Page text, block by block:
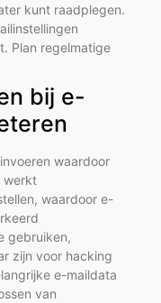
kunt raadplegen.
Plan regelmatige
bij e-
waardoor
werkt
waardoor e-
gebruiken,
zijn voor hacking
e-maildata
van